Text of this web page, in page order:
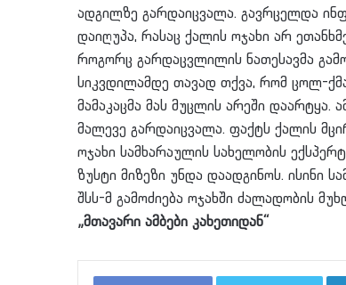
ადგილზე გარდაიცვალა. გავრცელდა
დაიღუპა, რასაც ქალის ოჯახი არ
როგორც გარდაცვლილის ნათესავმა
სიკვდილამდე თავად თქვა, რომ ცოლ-
მამაკაცმა მას მუცლის არეში დაარტყა.
მალევე გარდაიცვალა. ფაქტს ქალის
ოჯახი სამხარაულის სახელობის
ზუსტი მიზეზი უნდა დაადგინოს. ისინი
შსს-მ გამოძიება ოჯახში ძალადობის
„მთავარი ამბები კახეთიდან“